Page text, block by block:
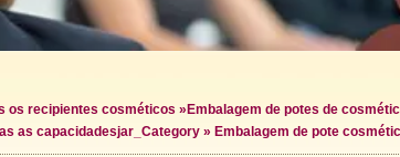
os recipientes cosméticos » Embalagem de potes de
as capacidadesjar_Category » Embalagem de pote